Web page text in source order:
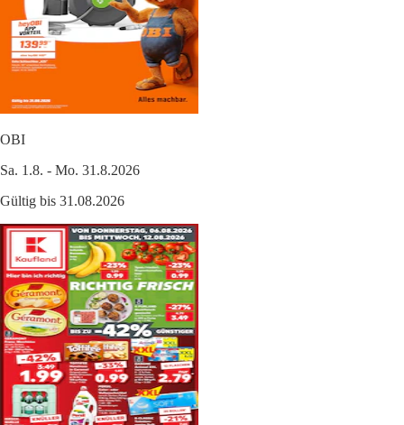
OBI
Sa. 1.8. - Mo. 31.8.2026
Gültig bis 31.08.2026